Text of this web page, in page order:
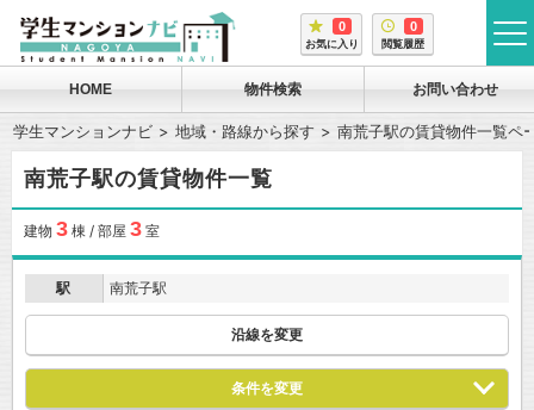
0
お気に入り
0
閲覧履歴
HOME 物件検索 お問い合わせ
学生マンションナビ 地域・路線から探す 南荒子駅の賃貸物件一覧ペ
南荒子駅の賃貸物件一覧
建物 3棟 / 部屋 3室
駅 南荒子駅
沿線を変更
条件を変更